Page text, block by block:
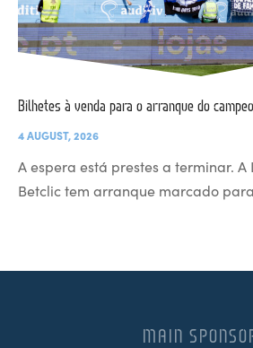
Bilhetes à venda para o arranque do
4 AUGUST, 2026
A espera está prestes a terminar.
Betclic tem arranque marcado
MAIN